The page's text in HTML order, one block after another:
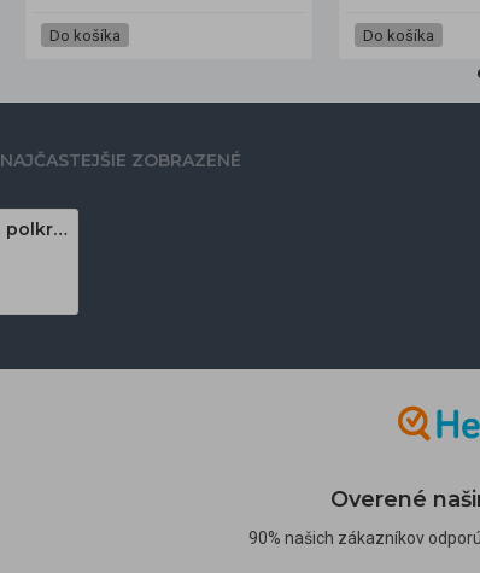
Do košíka Do košíka
NAJČASTEJŠIE ZOBRAZENÉ
Podložka pod kreslo polkruh
Overené
90% našich zákazníkov